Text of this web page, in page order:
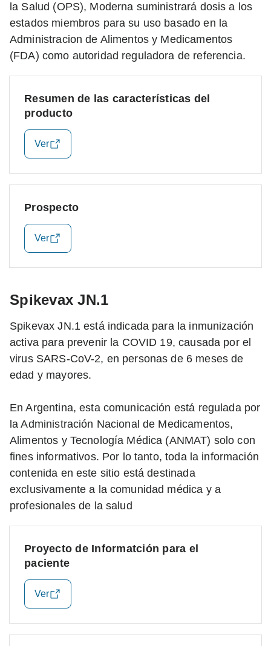
la Salud (OPS), Moderna suministrará dosis a los
estados miembros para su uso basado en la
Administracion de Alimentos y Medicamentos
(FDA) como autoridad reguladora de referencia.
Resumen de las características del
producto
Ver
Prospecto
Ver
Spikevax JN.1
Spikevax JN.1 está indicada para la inmunización
activa para prevenir la COVID 19, causada por el
virus SARS-CoV-2, en personas de 6 meses de
edad y mayores.
En Argentina, esta comunicación está regulada por
la Administración Nacional de Medicamentos,
Alimentos y Tecnología Médica (ANMAT) solo con
fines informativos. Por lo tanto, toda la información
contenida en este sitio está destinada
exclusivamente a la comunidad médica y a
profesionales de la salud
Proyecto de Informatción para el
paciente
Ver